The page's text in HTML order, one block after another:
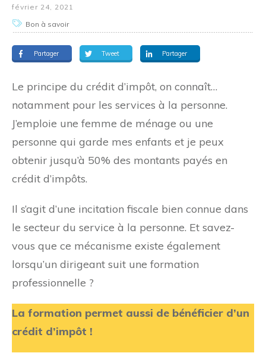
février 24, 2021
Bon à savoir
Partager Tweet Partager
Le principe du crédit d’impôt, on connaît…
notamment pour les services à la personne.
J’emploie une femme de ménage ou une
personne qui garde mes enfants et je peux
obtenir jusqu’à 50% des montants payés en
crédit d’impôts.
Il s’agit d’une incitation fiscale bien connue dans
le secteur du service à la personne. Et savez-
vous que ce mécanisme existe également
lorsqu’un dirigeant suit une formation
professionnelle ?
La formation permet aussi de bénéficier d’un
crédit d’impôt !